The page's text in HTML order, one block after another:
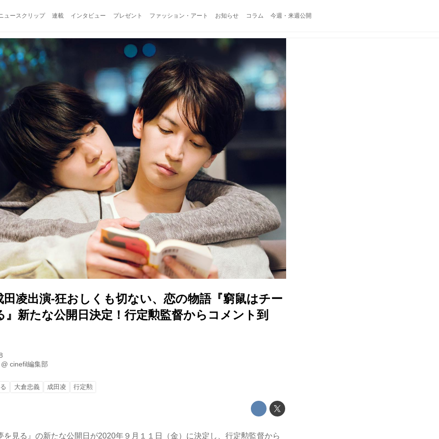
ュースクリップ 連載 インタビュー プレゼント ファッション・アート お知らせ コラム 今週・来週公開
田凌出演-狂おしくも切ない、恋の物語『窮鼠はチー
』新たな公開日決定！行定勲監督からコメント到
cinefil編集部
大倉忠義 成田凌 行定勲
を見る』の新たな公開日が2020年９月１１日（金）に決定し、行定勲監督から